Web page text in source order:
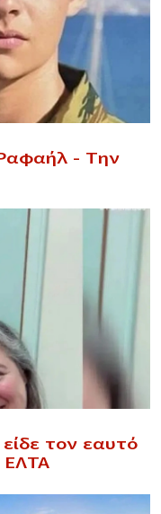
– Την
τον εαυτό
ΕΛΤΑ